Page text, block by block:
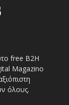
free Β2Η
Magazino
όλους.